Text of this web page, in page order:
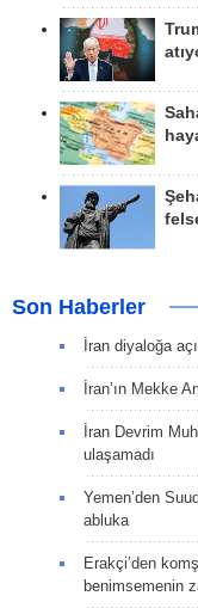
Son Haberler
İran diyaloğa
İran’ın Mekke
İran Devrim
ulaşamadı
Yemen’den
abluka
Erakçi’den
benimsemenin